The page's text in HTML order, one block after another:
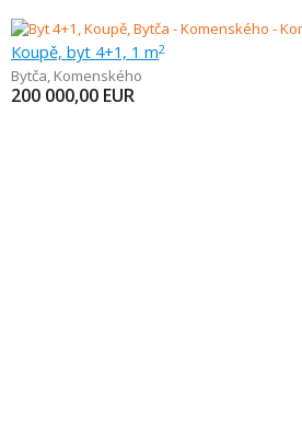
Koupě, byt 4+1, 1 m2
Bytča, Komenského
200 000,00 EUR